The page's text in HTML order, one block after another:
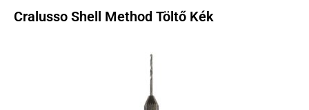
Cralusso Shell Method Töltő Kék